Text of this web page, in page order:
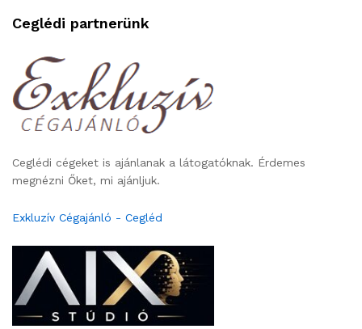
Ceglédi partnerünk
Ceglédi cégeket is ajánlanak a látogatóknak. Érdemes
megnézni Őket, mi ajánljuk.
Exkluzív Cégajánló - Cegléd